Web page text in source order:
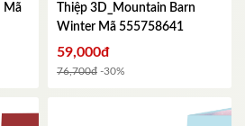
Mã
Thiệp 3D_Mountain Barn
Winter Mã 555758641
59,000đ
76,700đ -30%